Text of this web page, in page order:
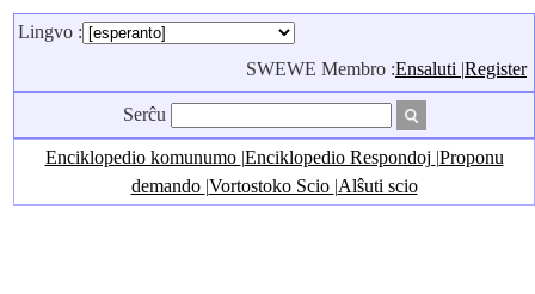
Lingvo :
SWEWE Membro :Ensaluti |Register
Serĉu
Enciklopedio komunumo |Enciklopedio Respondoj |Proponu
demando |Vortostoko Scio |Alŝuti scio